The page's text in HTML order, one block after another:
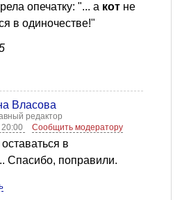
опечатку: "... а кот не
в одиночестве!"
Власова
редактор
Сообщить модератору
в
Спасибо, поправили.